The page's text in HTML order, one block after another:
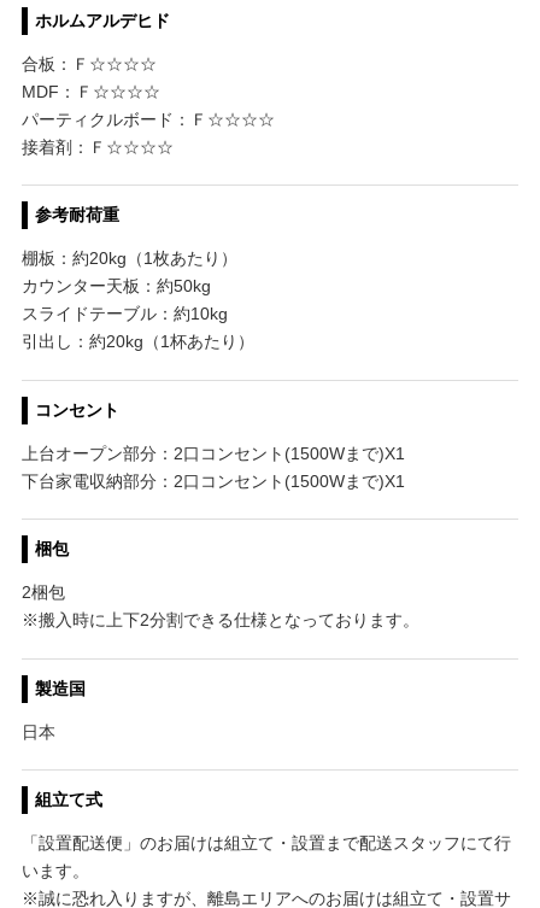
ホルムアルデヒド
合板：Ｆ☆☆☆☆
MDF：Ｆ☆☆☆☆
パーティクルボード：Ｆ☆☆☆☆
接着剤：Ｆ☆☆☆☆
参考耐荷重
棚板：約20kg（1枚あたり）
カウンター天板：約50kg
スライドテーブル：約10kg
引出し：約20kg（1杯あたり）
コンセント
上台オープン部分：2口コンセント(1500Wまで)X1
下台家電収納部分：2口コンセント(1500Wまで)X1
梱包
2梱包
※搬入時に上下2分割できる仕様となっております。
製造国
日本
組立て式
「設置配送便」のお届けは組立て・設置まで配送スタッフにて行
います。
※誠に恐れ入りますが、離島エリアへのお届けは組立て・設置サ